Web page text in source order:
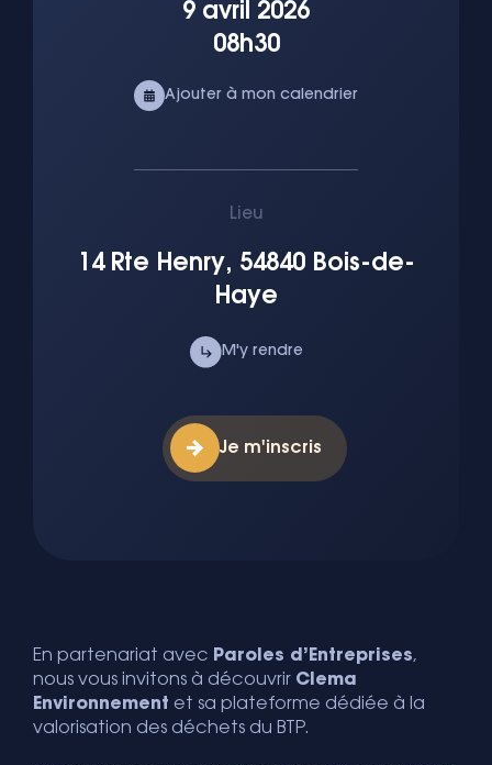
9 avril 2026
08h30
Ajouter à mon calendrier
Lieu
14 Rte Henry, 54840 Bois-de-
Haye
M'y rendre
Je m'inscris
En partenariat avec Paroles d’Entreprises,
nous vous invitons à découvrir Clema
Environnement et sa plateforme dédiée à la
valorisation des déchets du BTP.